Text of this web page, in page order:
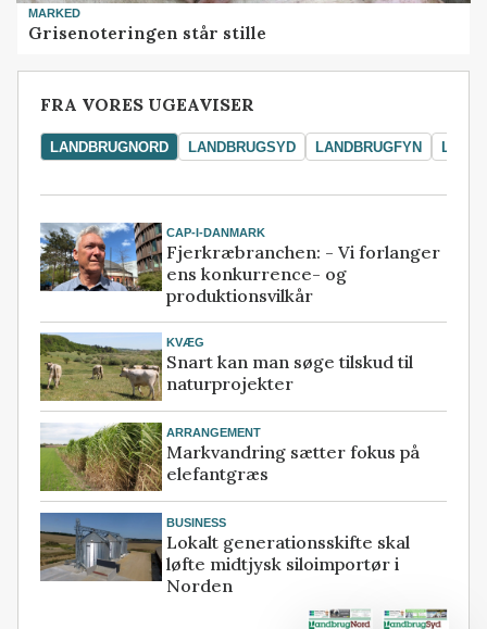
MARKED
Grisenoteringen står stille
FRA VORES UGEAVISER
LANDBRUGNORD LANDBRUGSYD LANDBRUGFYN
CAP-I-DANMARK
Fjerkræbranchen: - Vi forlanger
ens konkurrence- og
produktionsvilkår
KVÆG
Snart kan man søge tilskud til
naturprojekter
ARRANGEMENT
Markvandring sætter fokus på
elefantgræs
BUSINESS
Lokalt generationsskifte skal
løfte midtjysk siloimportør i
Norden